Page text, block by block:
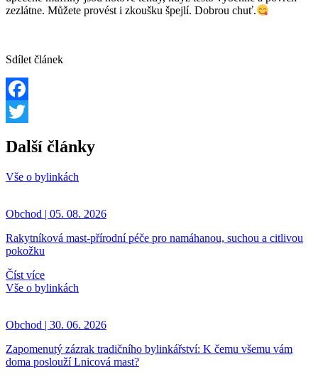
zezlátne. Můžete provést i zkoušku špejlí. Dobrou chuť.
Sdílet článek
Facebook
Další články
Vše o bylinkách
Obchod | 05. 08. 2026
Rakytníková mast-přírodní péče pro namáhanou, suchou a citlivou
pokožku
Číst více
Vše o bylinkách
Obchod | 30. 06. 2026
Zapomenutý zázrak tradičního bylinkářství: K čemu všemu vám
doma poslouží Lnicová mast?